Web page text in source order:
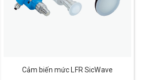
Cảm biến mức LFR SicWave